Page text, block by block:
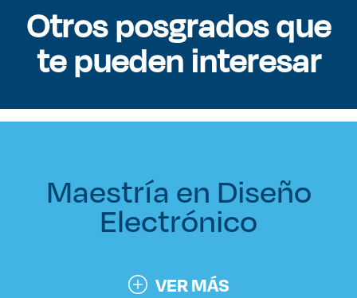
Otros posgrados que
te pueden interesar
Maestría en Diseño
Electrónico
VER MÁS